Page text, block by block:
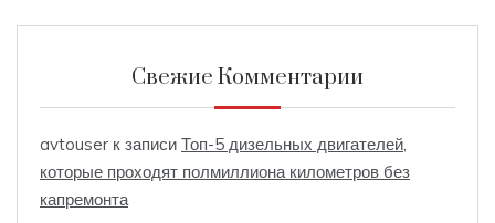
Свежие Комментарии
avtouser к записи Топ-5 дизельных двигателей,
которые проходят полмиллиона километров без
капремонта